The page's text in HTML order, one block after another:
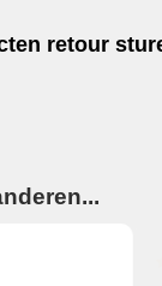
retour